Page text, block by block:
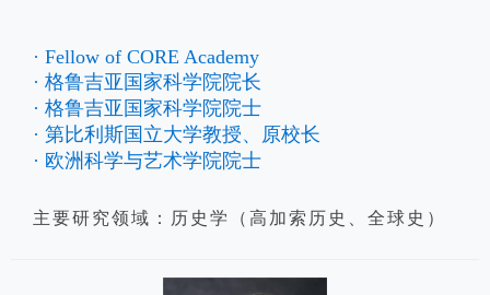
· Fellow of CORE Academy
· 格鲁吉亚国家科学院院长
· 格鲁吉亚国家科学院院士
· 第比利斯国立大学教授、原校长
· 欧洲科学与艺术学院院士
主要研究领域：历史学（高加索历史、全球史）